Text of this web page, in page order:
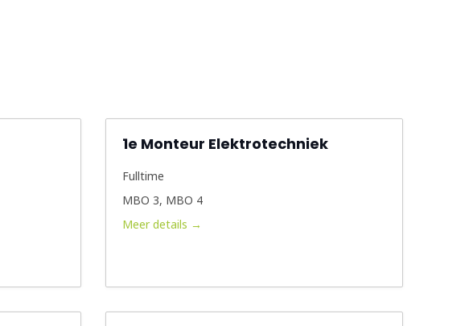
1e Monteur Elektrotechniek
Fulltime
MBO 3 MBO 4
Meer details